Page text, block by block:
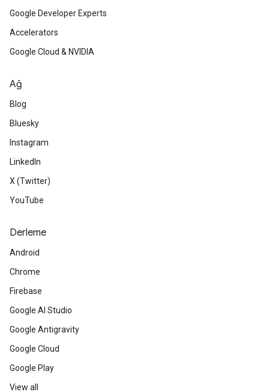
Google Developer Experts
Accelerators
Google Cloud & NVIDIA
Ağ
Blog
Bluesky
Instagram
LinkedIn
X (Twitter)
YouTube
Derleme
Android
Chrome
Firebase
Google AI Studio
Google Antigravity
Google Cloud
Google Play
View all